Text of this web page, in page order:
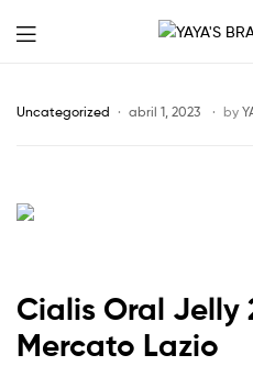
BRAND
Uncategorized abril 1, 2023 by
Cialis Oral Jelly
Mercato Lazio